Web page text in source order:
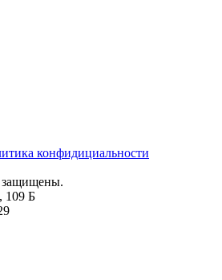
конфидициальности
защищены.
109 Б